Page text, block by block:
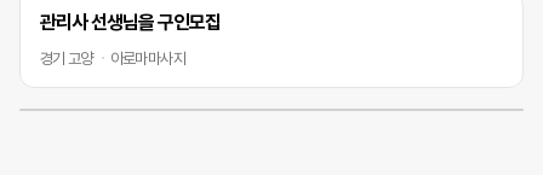
관리사 선생님을 구인모집
경기 고양 아로마마사지